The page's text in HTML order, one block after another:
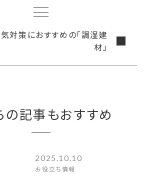
対策におすすめの「調湿建
材」
の記事もおすすめ
2025.10.10
お役立ち情報